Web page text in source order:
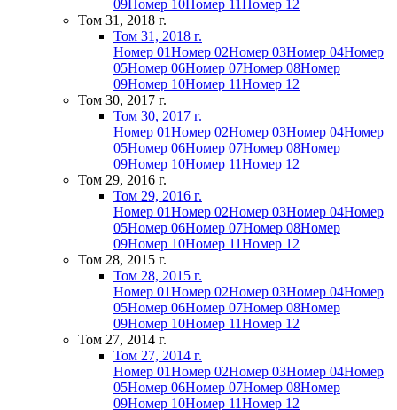
09Номер 10Номер 11Номер 12
Том 31, 2018 г.
Том 31, 2018 г.
Номер 01Номер 02Номер 03Номер 04Номер
05Номер 06Номер 07Номер 08Номер
09Номер 10Номер 11Номер 12
Том 30, 2017 г.
Том 30, 2017 г.
Номер 01Номер 02Номер 03Номер 04Номер
05Номер 06Номер 07Номер 08Номер
09Номер 10Номер 11Номер 12
Том 29, 2016 г.
Том 29, 2016 г.
Номер 01Номер 02Номер 03Номер 04Номер
05Номер 06Номер 07Номер 08Номер
09Номер 10Номер 11Номер 12
Том 28, 2015 г.
Том 28, 2015 г.
Номер 01Номер 02Номер 03Номер 04Номер
05Номер 06Номер 07Номер 08Номер
09Номер 10Номер 11Номер 12
Том 27, 2014 г.
Том 27, 2014 г.
Номер 01Номер 02Номер 03Номер 04Номер
05Номер 06Номер 07Номер 08Номер
09Номер 10Номер 11Номер 12